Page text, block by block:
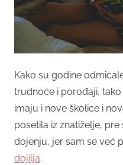
Kako su godine
trudnoće i porođaji,
imaju i nove školice i
posetila iz znatiželje,
dojenju, jer sam se već
dojilja.